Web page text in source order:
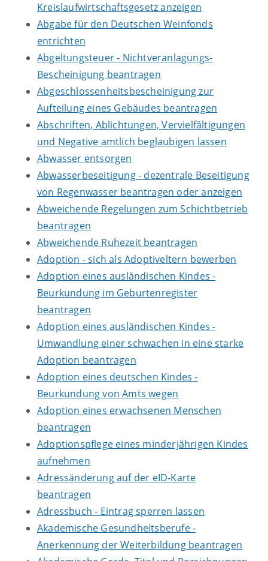
Kreislaufwirtschaftsgesetz anzeigen
Abgabe für den Deutschen Weinfonds
entrichten
Abgeltungsteuer - Nichtveranlagungs-
Bescheinigung beantragen
Abgeschlossenheitsbescheinigung zur
Aufteilung eines Gebäudes beantragen
Abschriften, Ablichtungen, Vervielfältigungen
und Negative amtlich beglaubigen lassen
Abwasser entsorgen
Abwasserbeseitigung - dezentrale Beseitigung
von Regenwasser beantragen oder anzeigen
Abweichende Regelungen zum Schichtbetrieb
beantragen
Abweichende Ruhezeit beantragen
Adoption - sich als Adoptiveltern bewerben
Adoption eines ausländischen Kindes -
Beurkundung im Geburtenregister
beantragen
Adoption eines ausländischen Kindes -
Umwandlung einer schwachen in eine starke
Adoption beantragen
Adoption eines deutschen Kindes -
Beurkundung von Amts wegen
Adoption eines erwachsenen Menschen
beantragen
Adoptionspflege eines minderjährigen Kindes
aufnehmen
Adressänderung auf der eID-Karte
beantragen
Adressbuch - Eintrag sperren lassen
Akademische Gesundheitsberufe -
Anerkennung der Weiterbildung beantragen